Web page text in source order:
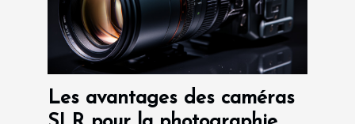
Les avantages des caméras